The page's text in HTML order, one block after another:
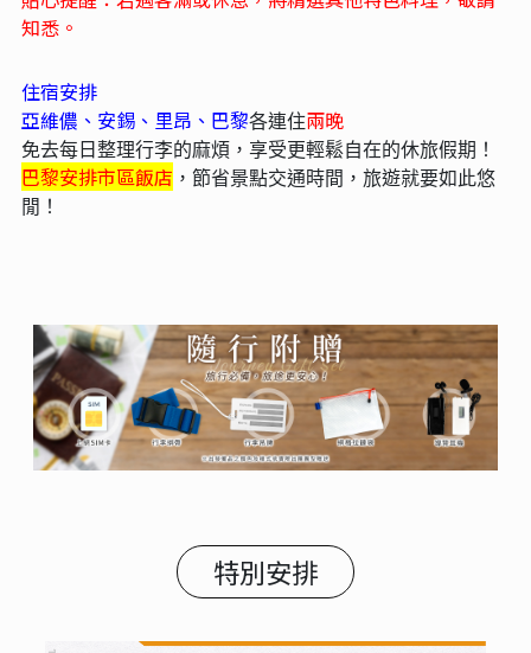
深入南法美食饗宴
米其林推薦餐：
貼心提醒：若遇客滿或休息，將精選其他特色料理，敬請
知悉。
住宿安排
亞維儂、安錫、里昂、巴黎各連住 兩晚
免去每日整理行李的麻煩，享受更輕鬆自在的休旅假期！